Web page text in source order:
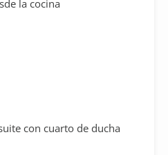
la cocina
con cuarto de ducha